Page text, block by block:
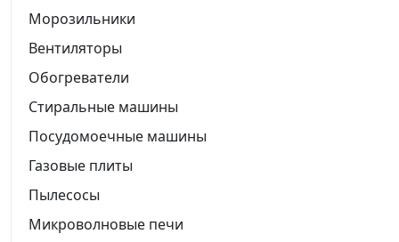
Морозильники
Вентиляторы
Обогреватели
Стиральные машины
Посудомоечные машины
Газовые плиты
Пылесосы
Микроволновые печи